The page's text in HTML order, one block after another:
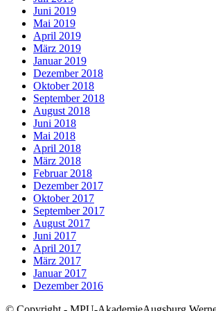
Juni 2019
Mai 2019
April 2019
März 2019
Januar 2019
Dezember 2018
Oktober 2018
September 2018
August 2018
Juni 2018
Mai 2018
April 2018
März 2018
Februar 2018
Dezember 2017
Oktober 2017
September 2017
August 2017
Juni 2017
April 2017
März 2017
Januar 2017
Dezember 2016